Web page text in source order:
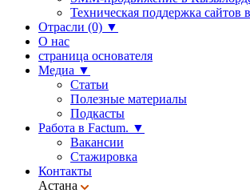
Техническая поддержка сайтов
Отрасли (0) ▼
О нас
страница основателя
Медиа ▼
Статьи
Полезные материалы
Подкасты
Работа в Factum. ▼
Вакансии
Стажировка
Контакты
Астана